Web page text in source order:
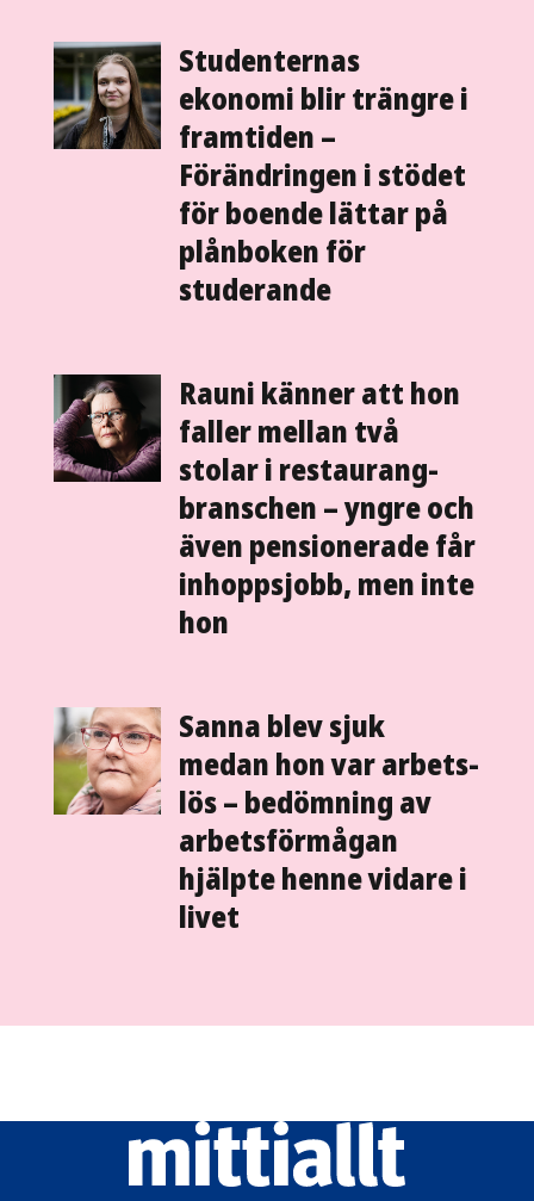
Studenternas
ekonomi blir trängre i
framtiden –
Förändringen i stödet
för boende lättar på
plån­boken för
studerande
Rauni känner att hon
faller mellan två
stolar i restaurang­
branschen – yngre och
även pensionerade får
inhopps­jobb, men inte
hon
Sanna blev sjuk
medan hon var arbets­
lös – bedömning av
arbets­förmågan
hjälpte henne vidare i
livet
Mittiallt